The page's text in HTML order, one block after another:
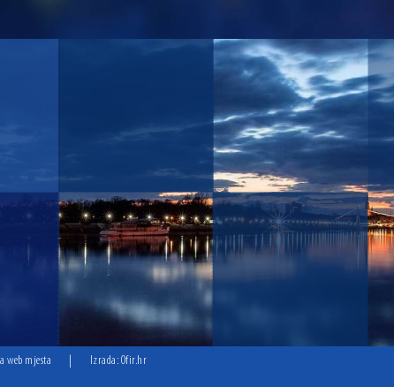
web mjesta Izrada: Ofir.hr